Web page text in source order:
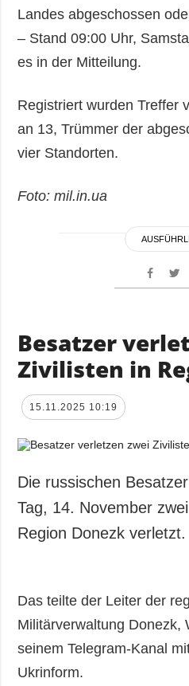
Landes abgeschossen
– Stand 09:00 Uhr,
es in der Mitteilung.
Registriert wurden Treffer
an 13, Trümmer der
vier Standorten.
Foto: mil.in.ua
Besatzer
Zivilisten in
15.11.2025 10:19
Die russischen
Tag, 14. November
Region Donezk verletzt.
Das teilte der Leiter der
Militärverwaltung Donezk,
seinem Telegram-Kanal
Ukrinform.